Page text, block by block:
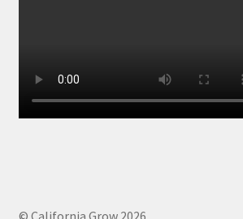
© California Grow 2026